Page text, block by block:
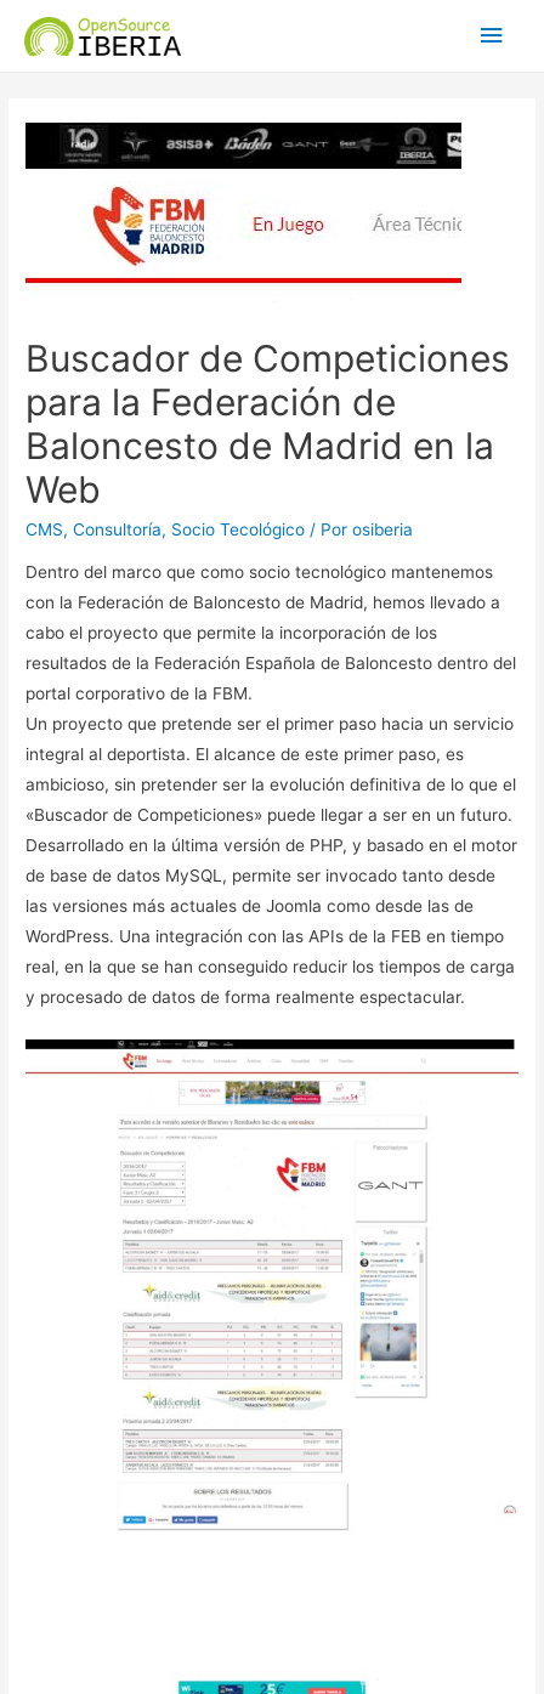
Buscador de Competiciones
para la Federación de
Baloncesto de Madrid en la
Web
CMS,Consultoría, Socio Tecológico / Porosiberia
Dentro del marco que como socio tecnológico mantenemos
con la Federación de Baloncesto de Madrid, hemos llevado a
cabo el proyecto que permite la incorporación de los
resultados de la Federación Española de Baloncesto dentro del
portal corporativo de la FBM.
Un proyecto que pretende ser el primer paso hacia un servicio
integral al deportista. El alcance de este primer paso, es
ambicioso, sin pretender ser la evolución definitiva de lo que el
«Buscador de Competiciones» puede llegar a ser en un futuro.
Desarrollado en la última versión de PHP, y basado en el motor
de base de datos MySQL, permite ser invocado tanto desde
las versiones más actuales de Joomla como desde las de
WordPress. Una integración con las APIs de la FEB en tiempo
real, en la que se han conseguido reducir los tiempos de carga
y procesado de datos de forma realmente espectacular.